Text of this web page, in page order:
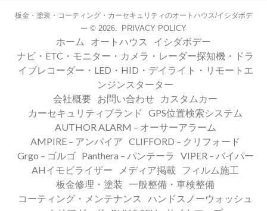
板金・塗装・コーティング・カーセキュリティのオートハウス/イシダボデ
ー © 2026. PRIVACY POLICY
ホーム オートハウス
イシダボデー
ナビ・ETC・モニター・カメラ・レーダー探知機・ドラ
イブレコーダー・LED・HID・デイライト・リモートエ
ンジンスターター
会社概要 お問い合わせ
カスタムカー
カーセキュリティブランド
GPS位置検索システム
AUTHOR ALARM – オーサーアラーム
AMPIRE – アンパイア CLIFFORD – クリフォード
Grgo – ゴルゴ
Panthera – パンテーラ
VIPER – バイパー
AHイモビライザー
メディア掲載
フィルム施工
板金修理・塗装 一般整備・車検整備
コーティング・メンテナンス
ハンドスノーウォッシュ